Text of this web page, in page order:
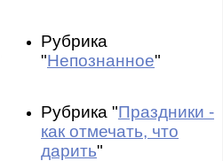
Рубрика
"Непознанное"
Рубрика "Праздники -
как отмечать, что
дарить"